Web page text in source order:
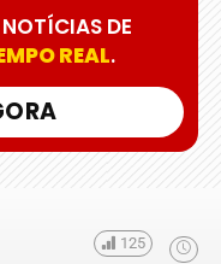
DE
REAL.
125